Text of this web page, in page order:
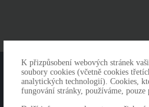
O NÁS
K přizpůsobení webových stránek
soubory cookies (včetně cookies
analytických technologií). Cookies,
fungování stránky, používáme,